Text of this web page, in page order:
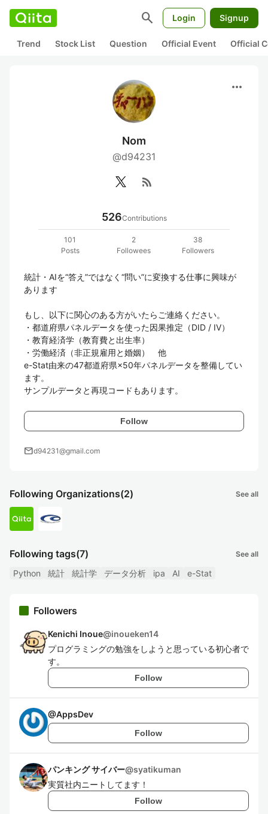
search Login Signup
Trend Stock List Question Official Event Official
more_horiz
Nom
@d94231
rss_feed
526Contributions
101
Posts
2
Followees
38
Followers
統計・AIを“答え”ではなく“問い”に変換する仕事に興味が
あります
もし、以下に関心のある方がいたらご連絡ください。
・都道府県パネルデータを使った因果推定（DID / IV）
・教育経済学（教育費と出生率）
・労働経済（非正規雇用と婚姻）　他
e-Stat由来の47都道府県×50年パネルデータを整備してい
ます。
サンプルデータと再現コードもあります。
Follow
maild94231@gmail.com
Following Organizations(2) See all
Following tags(7) See all
Python 統計 統計学 データ分析 ipa AI e-Stat
Followers
Kenichi Inoue@inoueken14
プログラミングの勉強をしようと思っている初心者で
す。
Follow
@AppsDev
Follow
パンキング サイバー@syatikuman
実質社内ニートしてます！
Follow